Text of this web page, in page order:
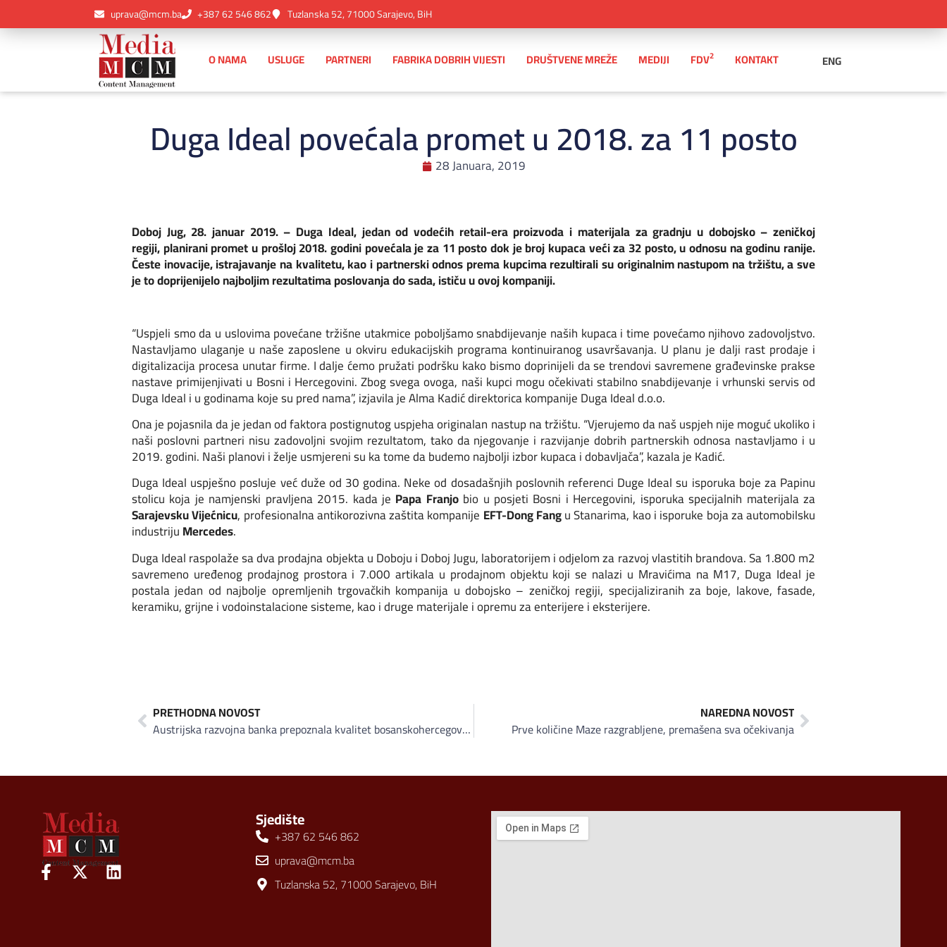
uprava@mcm.ba +387 62 546 862 Tuzlanska 52, 71000 Sarajevo, BiH
O NAMA USLUGE PARTNERI FABRIKA DOBRIH VIJESTI DRUŠTVENE MREŽE MEDIJI FDV2 KONTAKT ENG
Duga Ideal povećala promet u 2018. za 11 posto
28 Januara, 2019
Doboj Jug, 28. januar 2019. – Duga Ideal, jedan od vodećih retail-era proizvoda i materijala za gradnju u dobojsko – zeničkoj
regiji, planirani promet u prošloj 2018. godini povećala je za 11 posto dok je broj kupaca veći za 32 posto, u odnosu na godinu ranije.
Česte inovacije, istrajavanje na kvalitetu, kao i partnerski odnos prema kupcima rezultirali su originalnim nastupom na tržištu, a sve
je to doprijenijelo najboljim rezultatima poslovanja do sada, ističu u ovoj kompaniji.
“Uspjeli smo da u uslovima povećane tržišne utakmice poboljšamo snabdijevanje naših kupaca i time povećamo njihovo zadovoljstvo.
Nastavljamo ulaganje u naše zaposlene u okviru edukacijskih programa kontinuiranog usavršavanja. U planu je dalji rast prodaje i
digitalizacija procesa unutar firme. I dalje ćemo pružati podršku kako bismo doprinijeli da se trendovi savremene građevinske prakse
nastave primijenjivati u Bosni i Hercegovini. Zbog svega ovoga, naši kupci mogu očekivati stabilno snabdijevanje i vrhunski servis od
Duga Ideal i u godinama koje su pred nama”, izjavila je Alma Kadić direktorica kompanije Duga Ideal d.o.o.
Ona je pojasnila da je jedan od faktora postignutog uspjeha originalan nastup na tržištu. “Vjerujemo da naš uspjeh nije moguć ukoliko i
naši poslovni partneri nisu zadovoljni svojim rezultatom, tako da njegovanje i razvijanje dobrih partnerskih odnosa nastavljamo i u
2019. godini. Naši planovi i želje usmjereni su ka tome da budemo najbolji izbor kupaca i dobavljača”, kazala je Kadić.
Duga Ideal uspješno posluje već duže od 30 godina. Neke od dosadašnjih poslovnih referenci Duge Ideal su isporuka boje za Papinu
stolicu koja je namjenski pravljena 2015. kada je Papa Franjobio u posjeti Bosni i Hercegovini, isporuka specijalnih materijala za
Sarajevsku Vijećnicu, profesionalna antikorozivna zaštita kompanije EFT-Dong Fangu Stanarima, kao i isporuke boja za automobilsku
industrijuMercedes.
Duga Ideal raspolaže sa dva prodajna objekta u Doboju i Doboj Jugu, laboratorijem i odjelom za razvoj vlastitih brandova. Sa 1.800 m2
savremeno uređenog prodajnog prostora i 7.000 artikala u prodajnom objektu koji se nalazi u Mravićima na M17, Duga Ideal je
postala jedan od najbolje opremljenih trgovačkih kompanija u dobojsko – zeničkoj regiji, specijaliziranih za boje, lakove, fasade,
keramiku, grijne i vodoinstalacione sisteme, kao i druge materijale i opremu za enterijere i eksterijere.
PRETHODNA NOVOST
Austrijska razvojna banka prepoznala kvalitet bosanskohercegovačkog AS Holdinga
NAREDNA NOVOST
Prve količine Maze razgrabljene, premašena sva očekivanja
Sjedište
+387 62 546 862
uprava@mcm.ba
Tuzlanska 52, 71000 Sarajevo, BiH